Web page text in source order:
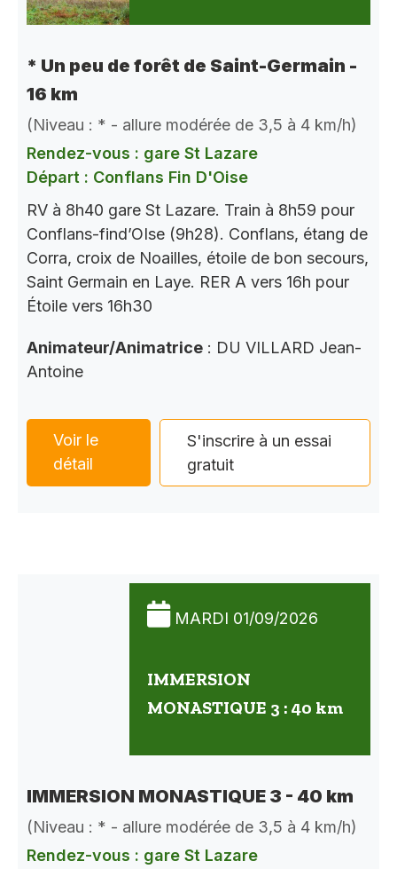
* Un peu de forêt de Saint-Germain -
16 km
(Niveau : * - allure modérée de 3,5 à 4 km/h)
Rendez-vous : gare St Lazare
Départ : Conflans Fin D'Oise
RV à 8h40 gare St Lazare. Train à 8h59 pour
Conflans-find’OIse (9h28). Conflans, étang de
Corra, croix de Noailles, étoile de bon secours,
Saint Germain en Laye. RER A vers 16h pour
Étoile vers 16h30
Animateur/Animatrice : DU VILLARD Jean-
Antoine
Voir le
détail
S'inscrire à un essai
gratuit
MARDI 01/09/2026
IMMERSION
MONASTIQUE 3 : 40 km
IMMERSION MONASTIQUE 3 - 40 km
(Niveau : * - allure modérée de 3,5 à 4 km/h)
Rendez-vous : gare St Lazare